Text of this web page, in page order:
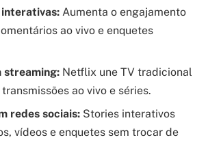
Aumenta o engajamento
ao vivo e enquetes
streaming: Netflix une TV tradicional
ao vivo e séries.
redes sociais: Stories interativos
vídeos e enquetes sem trocar de